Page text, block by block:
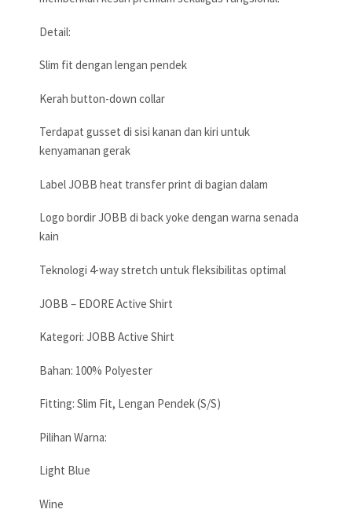
Detail:
Slim fit dengan lengan pendek
Kerah button-down collar
Terdapat gusset di sisi kanan dan kiri untuk
kenyamanan gerak
Label JOBB heat transfer print di bagian dalam
Logo bordir JOBB di back yoke dengan warna senada
kain
Teknologi 4-way stretch untuk fleksibilitas optimal
JOBB – EDORE Active Shirt
Kategori: JOBB Active Shirt
Bahan: 100% Polyester
Fitting: Slim Fit, Lengan Pendek (S/S)
Pilihan Warna:
Light Blue
Wine